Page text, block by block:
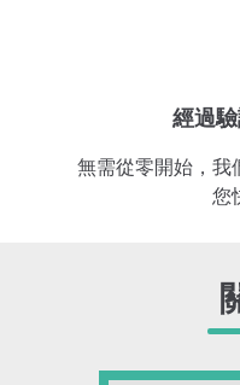
經過
無需從零開始，我
您